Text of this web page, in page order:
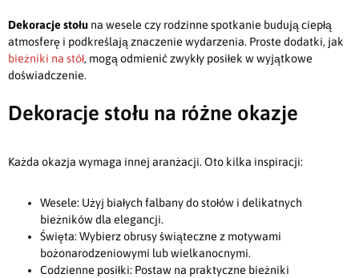
Dekoracje stołu na wesele czy rodzinne spotkanie budują ciepłą
atmosferę i podkreślają znaczenie wydarzenia. Proste dodatki, jak
bieżniki na stół, mogą odmienić zwykły posiłek w wyjątkowe
doświadczenie.
Dekoracje stołu na różne okazje
Każda okazja wymaga innej aranżacji. Oto kilka inspiracji:
Wesele: Użyj białych falbany do stołów i delikatnych
bieżników dla elegancji.
Święta: Wybierz obrusy świąteczne z motywami
bożonarodzeniowymi lub wielkanocnymi.
Codzienne posiłki: Postaw na praktyczne bieżniki